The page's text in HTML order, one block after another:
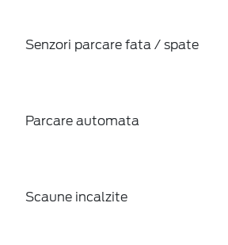
Senzori parcare fata / spate
Parcare automata
Scaune incalzite